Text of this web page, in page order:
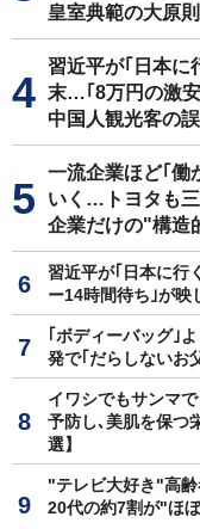
皇室典範の大原
習近平が｢日本に
末…｢8万円の激
中国人観光客の
一流企業ほど｢働
いく…トヨタも
企業だけの"構造
習近平が｢日本に行
ー14時間待ち｣が映
｢ボディーバッグ｣
発で｢だらしないお
イワシでもサンマ
予防し､美肌を保つ
選】
"テレビ大好き"高
20代の約7割が"ほ